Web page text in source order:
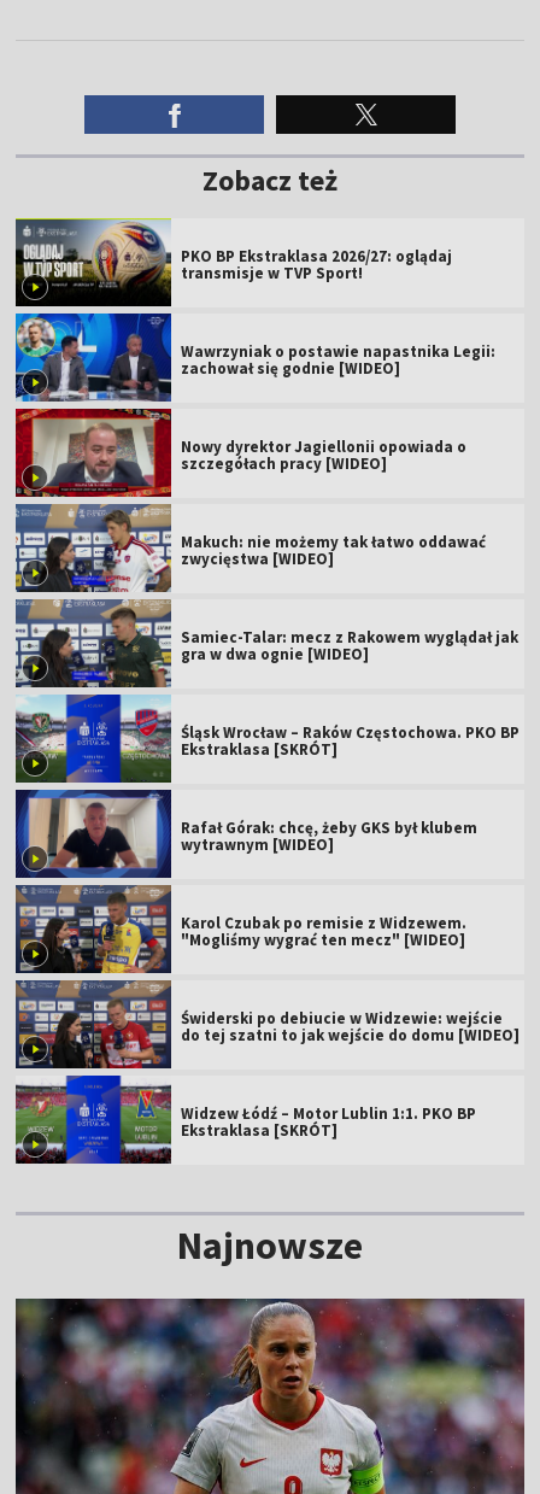
Zobacz też
PKO BP Ekstraklasa 2026/27: oglądaj
transmisje w TVP Sport!
Wawrzyniak o postawie napastnika Legii:
zachował się godnie [WIDEO]
Nowy dyrektor Jagiellonii opowiada o
szczegółach pracy [WIDEO]
Makuch: nie możemy tak łatwo oddawać
zwycięstwa [WIDEO]
Samiec-Talar: mecz z Rakowem wyglądał jak
gra w dwa ognie [WIDEO]
Śląsk Wrocław – Raków Częstochowa. PKO BP
Ekstraklasa [SKRÓT]
Rafał Górak: chcę, żeby GKS był klubem
wytrawnym [WIDEO]
Karol Czubak po remisie z Widzewem.
"Mogliśmy wygrać ten mecz" [WIDEO]
Świderski po debiucie w Widzewie: wejście
do tej szatni to jak wejście do domu [WIDEO]
Widzew Łódź – Motor Lublin 1:1. PKO BP
Ekstraklasa [SKRÓT]
Najnowsze